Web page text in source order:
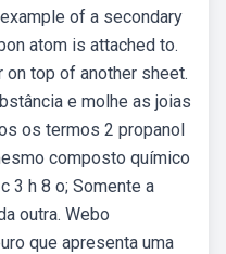
of a secondary
atom is attached to.
on top of another sheet.
e molhe as joias
os termos 2 propanol
composto químico
3 h 8 o; Somente a
outra. Webo
que apresenta uma